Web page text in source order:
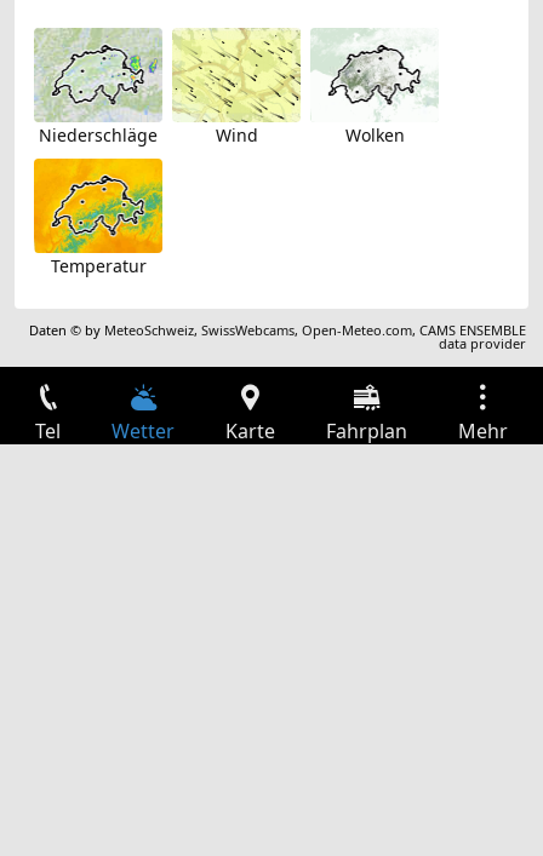
Niederschläge Wind Wolken
Temperatur
Daten © by MeteoSchweiz,SwissWebcams,Open-Meteo.com,CAMS ENSEMBLE
data provider
Tel Wetter Karte Fahrplan Mehr